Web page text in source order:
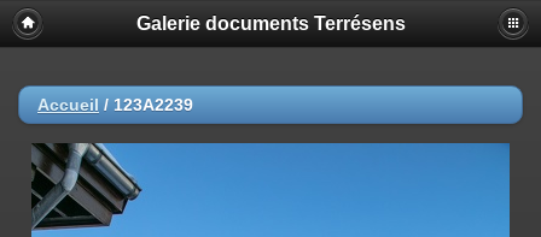
Galerie documents Terrésens
Accueil / 123A2239